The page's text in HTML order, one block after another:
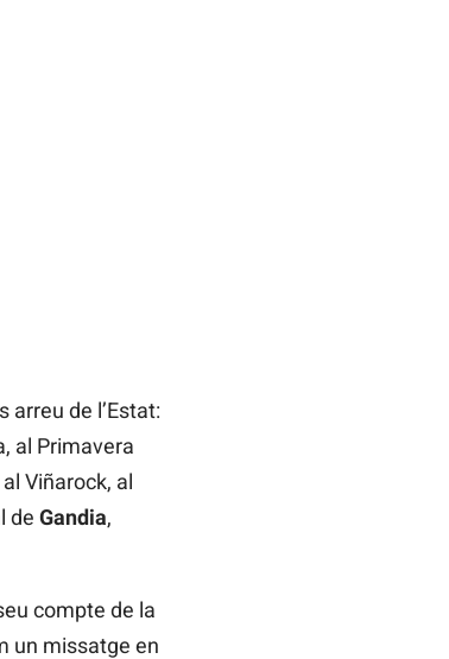
de l’Estat:
al Primavera
Viñarock, al
de Gandia,
compte de la
un missatge en